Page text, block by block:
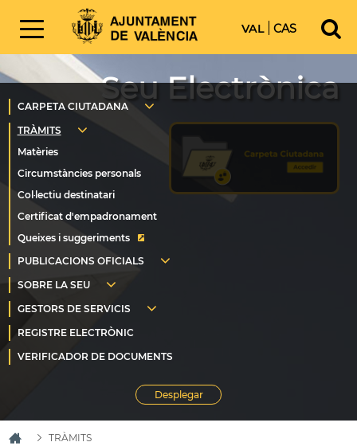
VAL CAS
Seu Electrònica
Queixes i suggeriments
TRÀMITS